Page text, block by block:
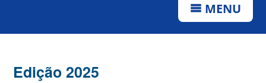
MENU
Edição 2025